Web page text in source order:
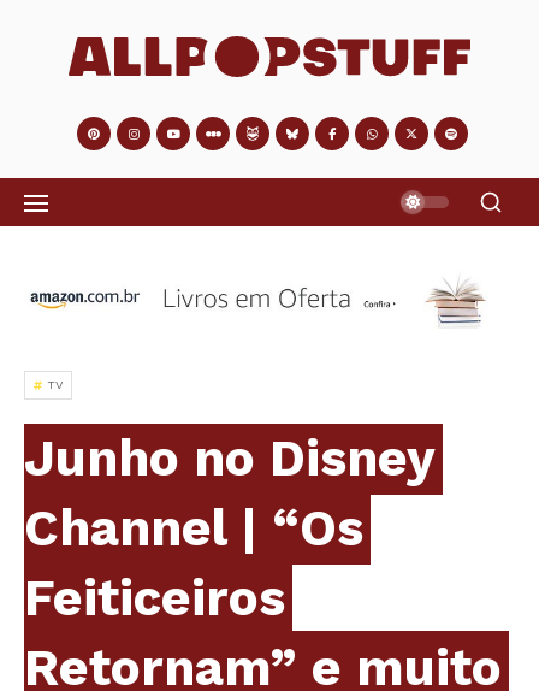
TV
Junho no Disney
Channel | “Os
Feiticeiros
Retornam” e muito